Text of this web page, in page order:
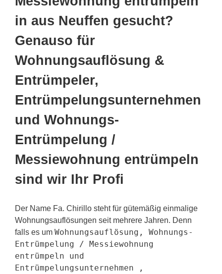
in aus Neuffen gesucht?
Genauso für
Wohnungsauflösung &
Entrümpeler,
Entrümpelungsunternehmen
und Wohnungs-
Entrümpelung /
Messiewohnung entrümpeln
sind wir Ihr Profi
Der Name Fa. Chirillo steht für gütemäßig einmalige
Wohnungsauflösungen seit mehrere Jahren. Denn
falls es um Wohnungsauflösung, Wohnungs-
Entrümpelung / Messiewohnung
entrümpeln und
Entrümpelungsunternehmen ,